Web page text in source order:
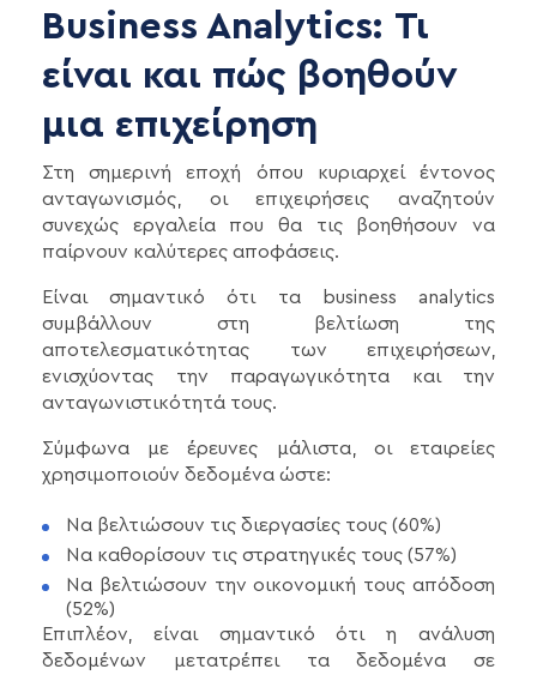
Business Analytics: Τι
είναι και πώς βοηθούν
μια επιχείρηση
Στη σημερινή εποχή όπου κυριαρχεί έντονος
ανταγωνισμός, οι επιχειρήσεις αναζητούν
συνεχώς εργαλεία που θα τις βοηθήσουν να
παίρνουν καλύτερες αποφάσεις.
Είναι σημαντικό ότι τα business analytics
συμβάλλουν στη βελτίωση της
αποτελεσματικότητας των επιχειρήσεων,
ενισχύοντας την παραγωγικότητα και την
ανταγωνιστικότητά τους.
Σύμφωνα με έρευνες μάλιστα, οι εταιρείες
χρησιμοποιούν δεδομένα ώστε:
Να βελτιώσουν τις διεργασίες τους (60%)
Να καθορίσουν τις στρατηγικές τους (57%)
Να βελτιώσουν την οικονομική τους απόδοση
(52%)
Επιπλέον, είναι σημαντικό ότι η ανάλυση
δεδομένων μετατρέπει τα δεδομένα σε